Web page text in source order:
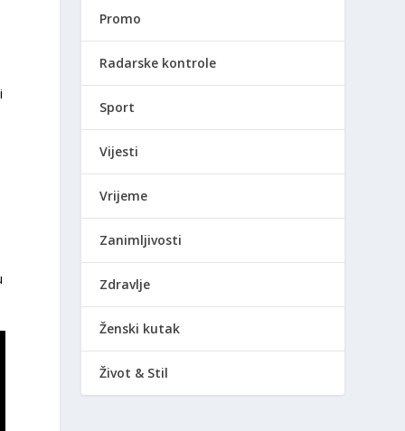
Promo
Radarske kontrole
Sport
Vijesti
Vrijeme
Zanimljivosti
Zdravlje
Ženski kutak
Život & Stil